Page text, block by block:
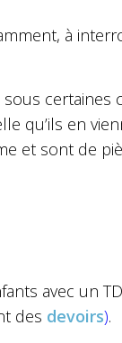
à
sous certaines
qu’ils en
et sont de
avec un
des devoirs).